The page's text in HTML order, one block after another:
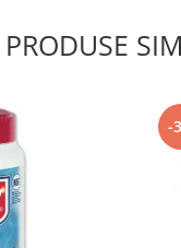
PRODUSE
-